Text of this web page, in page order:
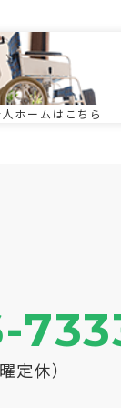
ホームはこちら
定休）